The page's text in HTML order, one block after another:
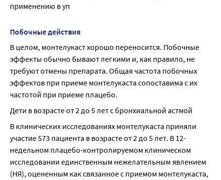
применению в уп
Побочные действия
В целом, монтелукаст хорошо переносится. Побочные
эффекты обычно бывают легкими и, как правило, не
требуют отмены препарата. Общая частота побочных
эффектов при приеме монтелукаста сопоставима с их
частотой при приеме плацебо.
Дети в возрасте от 2 до 5 лет с бронхиальной астмой
В клинических исследованиях монтелукаста приняли
участие 573 пациента в возрасте от 2 до 5 лет. В 12-
недельном плацебо-контролируемом клиническом
исследовании единственным нежелательным явлением
(НЯ), оцененным как связанное с приемом монтелукаста,